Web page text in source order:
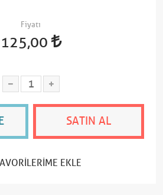
Fiyatı
125,00
SATIN AL
EKLE